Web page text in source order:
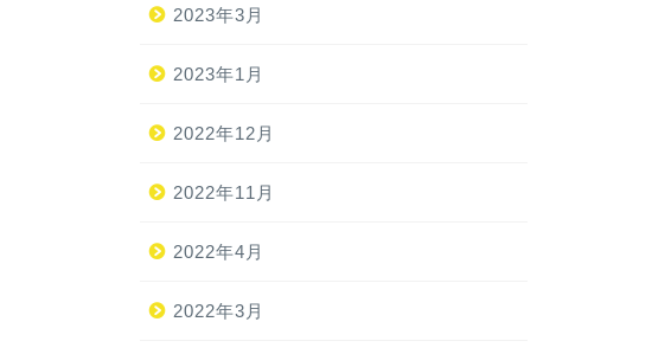
2023年3月
2023年1月
2022年12月
2022年11月
2022年4月
2022年3月